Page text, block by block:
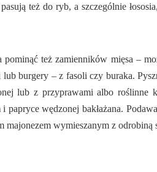
też do ryb, a szczególnie
też zamienników mięsa –
lub burgery – z fasoli czy buraka.
lub z przyprawami albo roślinne
papryce wędzonej bakłażana.
majonezem wymieszanym z odrobiną